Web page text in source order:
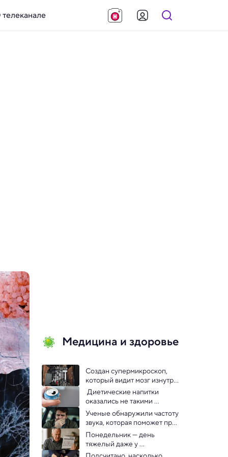
Медицина и здоровье
Создан супермикроскоп,
который видит мозг изнутри
без вреда для тканей
Диетические напитки
оказались не такими
безопасными, как считалось
Ученые обнаружили частоту
звука, которая поможет при
укачивании
Понедельник — день
тяжелый даже у
пенсионеров, выяснили